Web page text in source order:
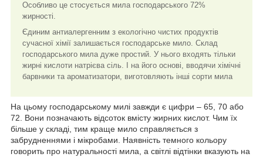
Особливо це стосується мила господарського 72%
жирності.
Єдиним антиалергенним з екологічно чистих продуктів
сучасної хімії залишається господарське мило. Склад
господарського мила дуже простий. У нього входять тільки
жирні кислоти натрієва сіль. І на його основі, вводячи хімічні
барвники та ароматизатори, виготовляють інші сорти мила
На цьому господарському милі завжди є цифри – 65, 70 або
72. Вони позначають відсоток вмісту жирних кислот. Чим їх
більше у складі, тим краще мило справляється з
забрудненнями і мікробами. Наявність темного кольору
говорить про натуральності мила, а світлі відтінки вказують на